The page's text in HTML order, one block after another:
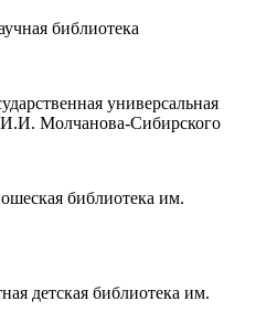
библиотека
универсальная
И.И. Молчанова-Сибирского
библиотека им.
детская библиотека им.